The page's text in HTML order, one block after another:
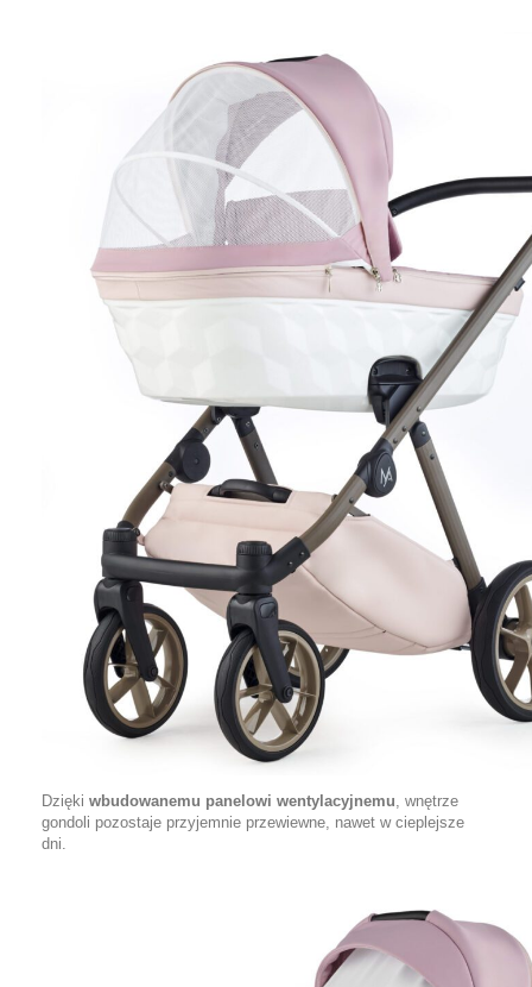
Dzięki wbudowanemu panelowi wentylacyjnemu, wnętrze
gondoli pozostaje przyjemnie przewiewne, nawet w cieplejsze
dni.